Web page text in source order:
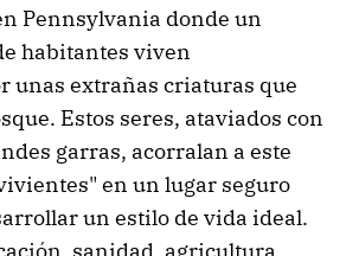
Pennsylvania donde un
habitantes viven
unas extrañas criaturas que
Estos seres, ataviados con
garras, acorralan a este
en un lugar seguro
un estilo de vida ideal.
sanidad, agricultura,